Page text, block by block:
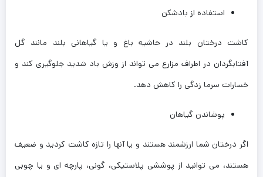
استفاده از بادشکن
کاشت درختان بلند در حاشیه باغ و یا گیاهانی بلند مانند گل
آفتابگردان در اطراف مزارع می تواند از وزش باد شدید جلوگیری کند و
خسارات سرما زدگی را کاهش دهد.
پوشاندن گیاهان
اگر درختان شما ارزشمند هستند و یا آنها را تازه کاشت کردید و ضعیف
هستند، می توانید از پوششی پلاستیکی، گونی، پارچه ای و یا چوبی